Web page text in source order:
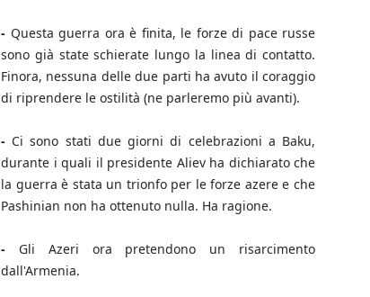
- Questa guerra ora è finita, le forze di pace russe
sono già state schierate lungo la linea di contatto.
Finora, nessuna delle due parti ha avuto il coraggio
di riprendere le ostilità (ne parleremo più avanti).
- Ci sono stati due giorni di celebrazioni a Baku,
durante i quali il presidente Aliev ha dichiarato che
la guerra è stata un trionfo per le forze azere e che
Pashinian non ha ottenuto nulla. Ha ragione.
- Gli Azeri ora pretendono un risarcimento
dall'Armenia.